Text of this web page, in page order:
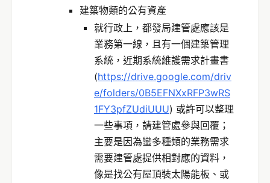
建築物類的公有資產
就行政上，都發局建管處應該是
業務第一線，且有一個建築管理
系統，近期系統維護需求計畫書
(https://drive.google.com/driv
e/folders/0B5EFNXxRFP3wRS
1FY3pfZUdiUUU) 或許可以整理
一些事項，請建管處參與回覆；
主要是因為蠻多種類的業務需求
需要建管處提供相對應的資料，
像是找公有屋頂裝太陽能板、或